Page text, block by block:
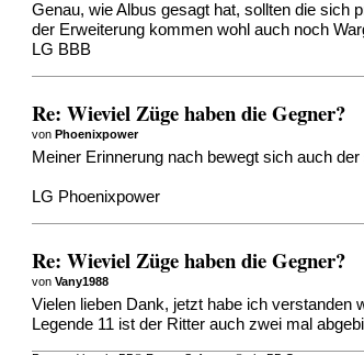
Genau, wie Albus gesagt hat, sollten die sich
der Erweiterung kommen wohl auch noch
LG BBB
Re: Wieviel Züge haben die Gegner?
vonPhoenixpower
Meiner Erinnerung nach bewegt sich auch
LG Phoenixpower
Re: Wieviel Züge haben die Gegner?
vonVany1988
Vielen lieben Dank, jetzt habe ich verstanden
Legende 11 ist der Ritter auch zwei mal